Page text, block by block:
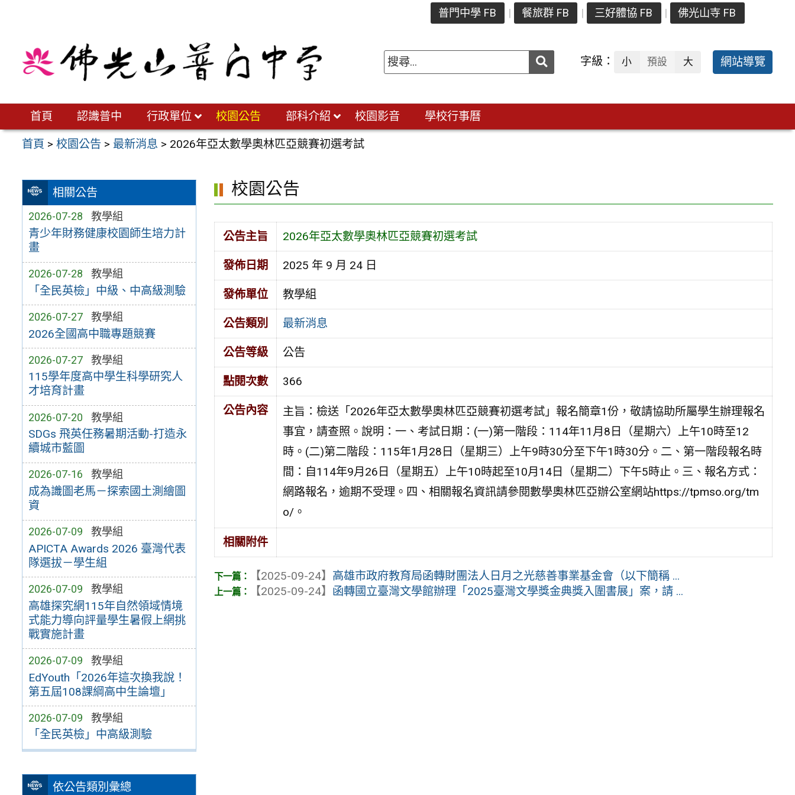
普門中學 FB 餐旅群 FB 三好體協 FB 佛光山寺 FB
送出 字級： 小 預設 大 網站導覽
首頁 認識普中 行政單位 校園公告 部科介紹 校園影音 學校行事曆
首頁 >校園公告 > 最新消息 > 2026年亞太數學奧林匹亞競賽初選考試
相關公告
2026-07-28 教學組
青少年財務健康校園師生培力計
畫
2026-07-28 教學組
「全民英檢」中級、中高級測驗
2026-07-27 教學組
2026全國高中職專題競賽
2026-07-27 教學組
115學年度高中學生科學研究人
才培育計畫
2026-07-20 教學組
SDGs 飛英任務暑期活動-打造永
續城市藍圖
2026-07-16 教學組
成為識圖老馬－探索國土測繪圖
資
2026-07-09 教學組
APICTA Awards 2026 臺灣代表
隊選拔－學生組
2026-07-09 教學組
高雄探究網115年自然領域情境
式能力導向評量學生暑假上網挑
戰實施計畫
2026-07-09 教學組
EdYouth「2026年這次換我說！
第五屆108課綱高中生論壇」
2026-07-09 教學組
「全民英檢」中高級測驗
依公告類別彙總
校園公告
公告主旨 2026年亞太數學奧林匹亞競賽初選考試
發佈日期 2025 年 9 月 24 日
發佈單位 教學組
公告類別 最新消息
公告等級 公告
點閱次數 366
公告內容
主旨：檢送「2026年亞太數學奧林匹亞競賽初選考試」報名簡章1份，敬請協助所屬學生辦理報名
事宜，請查照。說明：一、考試日期：(一)第一階段：114年11月8日（星期六）上午10時至12
時。(二)第二階段：115年1月28日（星期三）上午9時30分至下午1時30分。二、第一階段報名時
間：自114年9月26日（星期五）上午10時起至10月14日（星期二）下午5時止。三、報名方式：
網路報名，逾期不受理。四、相關報名資訊請參閱數學奧林匹亞辦公室網站https://tpmso.org/tm
o/。
相關附件
【2025-09-24】 高雄市政府教育局函轉財團法人日月之光慈善事業基金會（以下簡稱 ...
【2025-09-24】 函轉國立臺灣文學館辦理「2025臺灣文學獎金典獎入圍書展」案，請 ...